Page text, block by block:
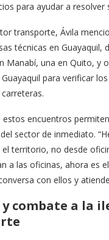
para ayudar a resolver
transporte, Ávila
técnicas en Guayaquil,
Manabí, una en Quito, y
para verificar
estos encuentros
sector de inmediato.
territorio, no desde
a las oficinas, ahora es
con ellos y
combate a la